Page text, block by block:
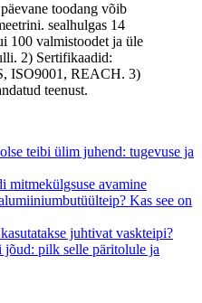
toodang võib
sealhulgas 14
100 valmistoodet ja üle
2) Sertifikaadid:
ISO9001, REACH. 3)
teenust.
teibi ülim juhend: tugevuse ja
mitmekülgsuse avamine
Kas see on
juhtivat vaskteipi?
pilk selle päritolule ja